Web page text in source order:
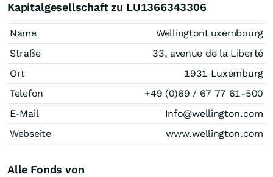
Kapitalgesellschaft zu LU1366343306
Name
WellingtonLuxembourg
Straße
33, avenue de la Liberté
Ort
1931 Luxemburg
Telefon
+49 (0)69 / 67 77 61-500
E-Mail
Info@wellington.com
Webseite
www.wellington.com
Alle Fonds von